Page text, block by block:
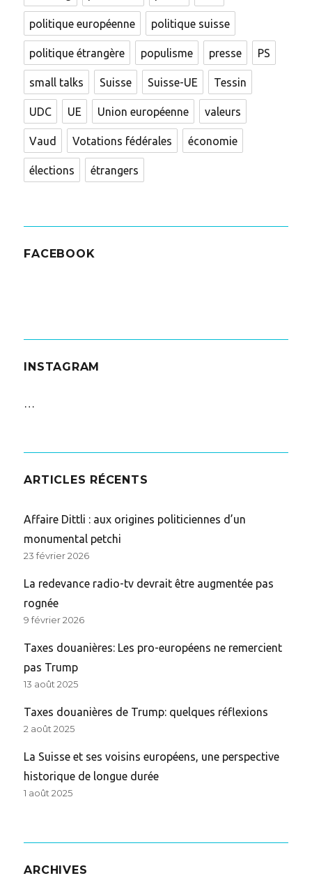
politique européenne politique suisse
politique étrangère populisme presse PS
small talks Suisse Suisse-UE Tessin
UDC UE Union européenne valeurs
Vaud Votations fédérales économie
élections étrangers
FACEBOOK
INSTAGRAM
…
ARTICLES RÉCENTS
Affaire Dittli : aux origines politiciennes d’un
monumental petchi
23 février 2026
La redevance radio-tv devrait être augmentée pas
rognée
9 février 2026
Taxes douanières: Les pro-européens ne remercient
pas Trump
13 août 2025
Taxes douanières de Trump: quelques réflexions
2 août 2025
La Suisse et ses voisins européens, une perspective
historique de longue durée
1 août 2025
ARCHIVES